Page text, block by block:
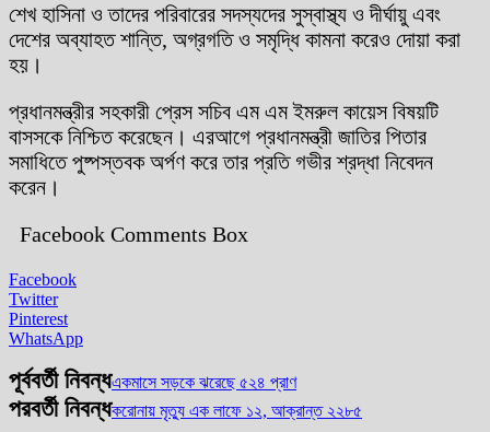
শেখ হাসিনা ও তাদের পরিবারের সদস্যদের সুস্বাস্থ্য ও দীর্ঘায়ু এবং
দেশের অব্যাহত শান্তি, অগ্রগতি ও সমৃদ্ধি কামনা করেও দোয়া করা
হয়।
প্রধানমন্ত্রীর সহকারী প্রেস সচিব এম এম ইমরুল কায়েস বিষয়টি
বাসসকে নিশ্চিত করেছেন। এরআগে প্রধানমন্ত্রী জাতির পিতার
সমাধিতে পুষ্পস্তবক অর্পণ করে তার প্রতি গভীর শ্রদ্ধা নিবেদন
করেন।
Facebook Comments Box
Facebook
Twitter
Pinterest
WhatsApp
পূর্ববর্তী নিবন্ধএকমাসে সড়কে ঝরেছে ৫২৪ প্রাণ
পরবর্তী নিবন্ধকরোনায় মৃত্যু এক লাফে ১২, আক্রান্ত ২২৮৫